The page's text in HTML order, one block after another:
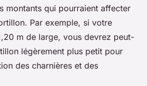
montants qui pourraient affecter
Par exemple, si votre
m de large, vous devrez peut-
légèrement plus petit pour
des charnières et des